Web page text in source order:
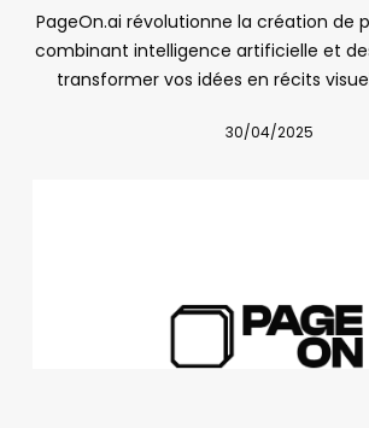
PageOn.ai révolutionne la création de
combinant intelligence artificielle et
transformer vos idées en récits
30/04/2025